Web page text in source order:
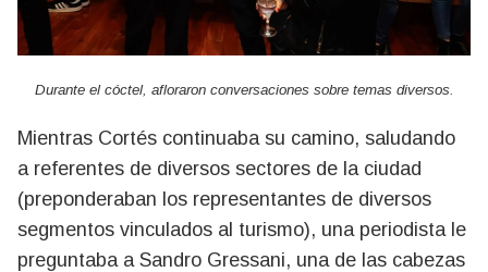
Durante el cóctel, afloraron conversaciones sobre temas diversos.
Mientras Cortés continuaba su camino, saludando
a referentes de diversos sectores de la ciudad
(preponderaban los representantes de diversos
segmentos vinculados al turismo), una periodista le
preguntaba a Sandro Gressani, una de las cabezas